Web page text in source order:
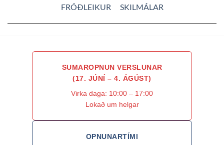
FRÓÐLEIKUR
SKILMÁLAR
SUMAROPNUN VERSLUNAR
(17. JÚNÍ – 4. ÁGÚST)
Virka daga: 10:00 – 17:00
Lokað um helgar
OPNUNARTÍMI